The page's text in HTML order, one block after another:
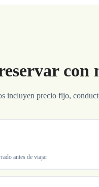
con
incluyen precio fijo,
antes de viajar